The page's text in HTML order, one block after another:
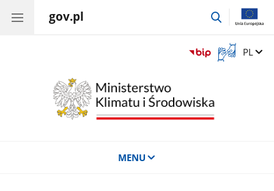
gov.pl
przejdź
Otwórz
okno
Zmień
PL
MENU